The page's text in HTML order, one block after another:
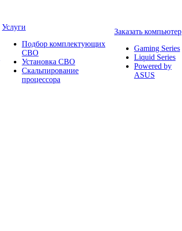
Услуги
Подбор комплектующих
СВО
Установка СВО
Скальпирование
процессора
Заказать компьютер
Gaming Series
Liquid Series
Powered by
ASUS